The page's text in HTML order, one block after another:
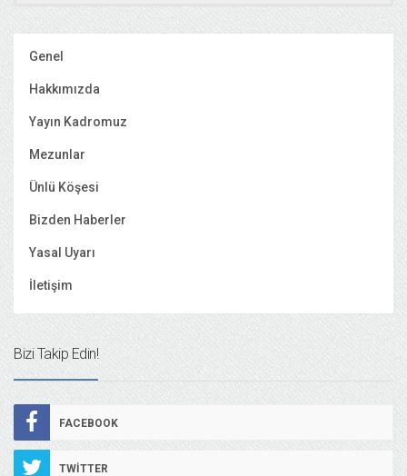
Genel
Hakkımızda
Yayın Kadromuz
Mezunlar
Ünlü Köşesi
Bizden Haberler
Yasal Uyarı
İletişim
Bizi Takip Edin!
FACEBOOK
TWITTER